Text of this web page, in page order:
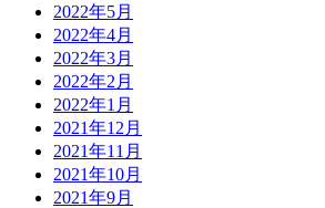
2022年5月
2022年4月
2022年3月
2022年2月
2022年1月
2021年12月
2021年11月
2021年10月
2021年9月